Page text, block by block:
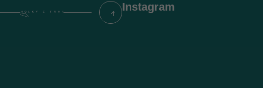
Instagram